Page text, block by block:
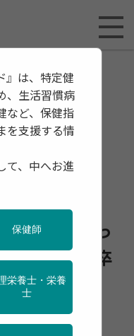
ボの人にとっ
心臓病や脳卒
』は、特定健
、生活習慣病
など、保健指
を支援する情
て、中へお進
保健師
栄養士・栄養
士